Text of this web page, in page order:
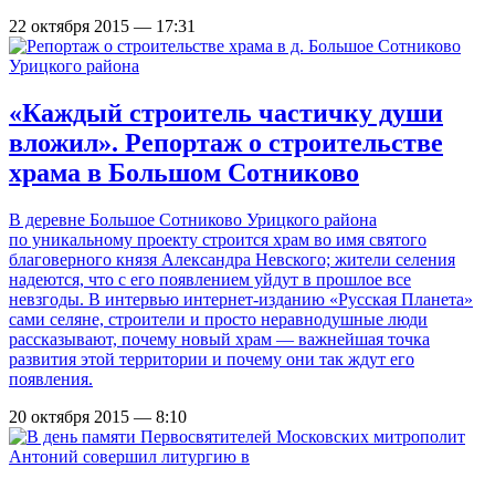
22 октября 2015 — 17:31
«Каждый строитель частичку души
вложил». Репортаж о строительстве
храма в Большом Сотниково
В деревне Большое Сотниково Урицкого района
по уникальному проекту строится храм во имя святого
благоверного князя Александра Невского; жители селения
надеются, что с его появлением уйдут в прошлое все
невзгоды. В интервью интернет-изданию «Русская Планета»
сами селяне, строители и просто неравнодушные люди
рассказывают, почему новый храм — важнейшая точка
развития этой территории и почему они так ждут его
появления.
20 октября 2015 — 8:10